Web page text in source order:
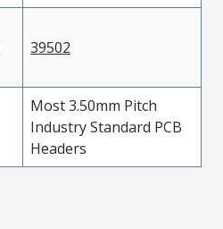
39502
Most 3.50mm Pitch
Industry Standard PCB
Headers